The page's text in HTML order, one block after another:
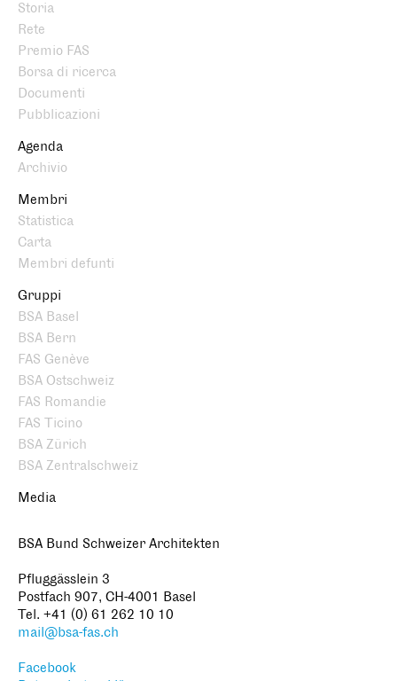
Storia
Rete
Premio FAS
Borsa di ricerca
Documenti
Pubblicazioni
Agenda
Archivio
Membri
Statistica
Carta
Membri defunti
Gruppi
BSA Basel
BSA Bern
FAS Genève
BSA Ostschweiz
FAS Romandie
FAS Ticino
BSA Zürich
BSA Zentralschweiz
Media
BSA Bund Schweizer Architekten
Pfluggässlein 3
Postfach 907, CH-4001 Basel
Tel. +41 (0) 61 262 10 10
mail@bsa-fas.ch
Facebook